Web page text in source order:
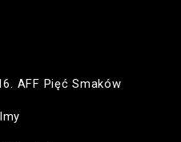
AFF Pięć Smaków